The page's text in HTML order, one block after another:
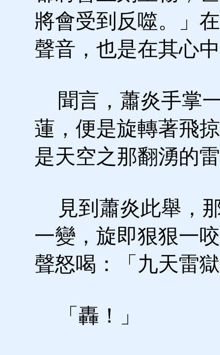
將會受到反噬。」
聲音，也是在其心
聞言，蕭炎手掌
蓮，便是旋轉著飛
是天空之那翻湧的
見到蕭炎此舉，
一變，旋即狠狠一
聲怒喝：「九天雷
「轟！」